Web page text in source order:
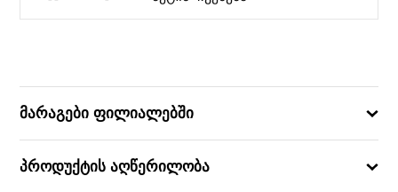
მარაგები ფილიალებში
პროდუქტის აღწერილობა